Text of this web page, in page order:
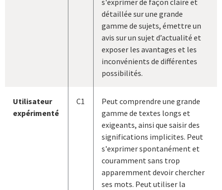
s'exprimer de façon claire et
détaillée sur une grande
gamme de sujets, émettre un
avis sur un sujet d’actualité et
exposer les avantages et les
inconvénients de différentes
possibilités.
Utilisateur
expérimenté
C1
Peut comprendre une grande
gamme de textes longs et
exigeants, ainsi que saisir des
significations implicites. Peut
s'exprimer spontanément et
couramment sans trop
apparemment devoir chercher
ses mots. Peut utiliser la